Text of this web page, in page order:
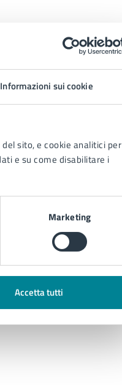
Informazioni sui cookie
sito, e cookie analitici per
e su come disabilitare i
Marketing
Accetta tutti